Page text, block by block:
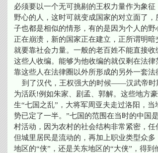
必须要以一个无可挑剔的王权力量作为象
野心的人，这时可就变成国家的对立面了
子也都是相似的情形，有的是因为个人的
正在崩溃，新的国家正在建立，正所谓明
就要靠社会力量。一般的老百姓不能直接
这些人收编。能够为他收编的就仅剩在法
靠这些人在法律圈以外所形成的另外一套法
到了汉代，王权强大的时候——汉武帝时
为活跃!例如朱家、剧孟、郭解。这些地方
生“七国之乱”，大将军周亚夫走过洛阳，
势已定了一半。”七国的范围在当时的中国
村活动，因为农村的社会结构非常紧密，
但城里居民是流动的，再加上职业类型众
地区的“侠”，还是关东地区的“大侠”，得